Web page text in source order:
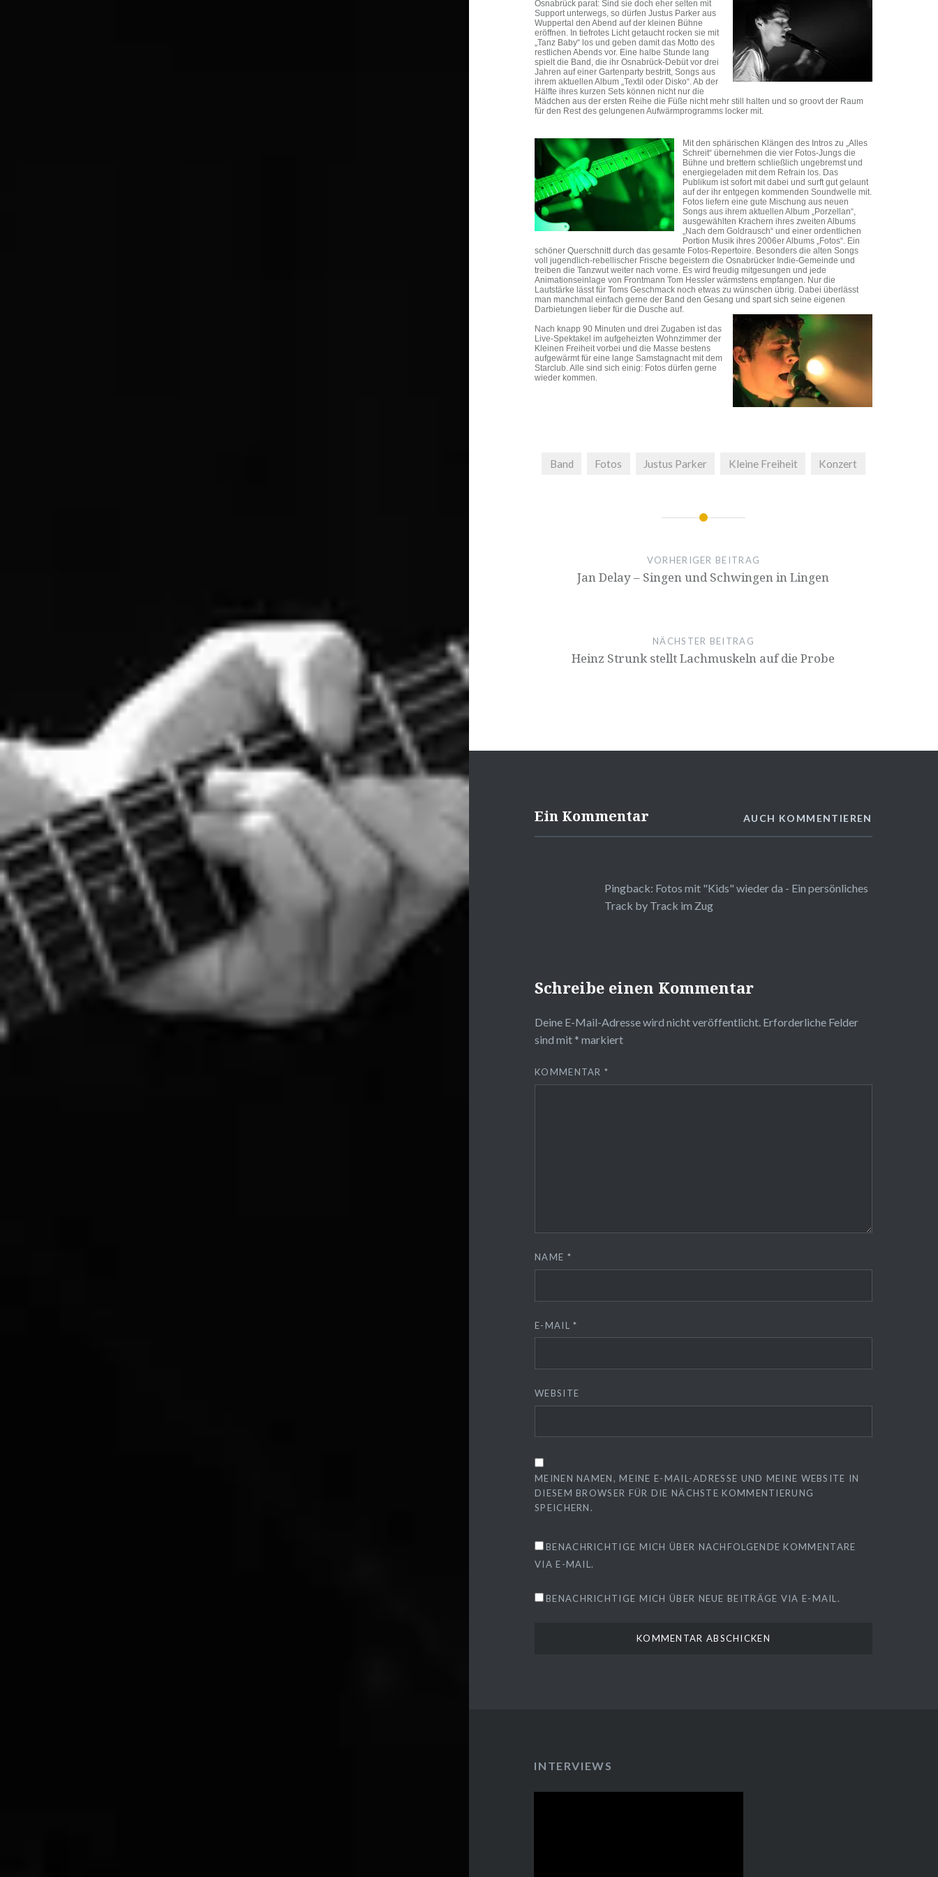
Osnabrück parat: Sind sie doch eher selten mit
Support unterwegs, so dürfen Justus Parker aus
Wuppertal den Abend auf der kleinen Bühne
eröffnen. In tiefrotes Licht getaucht rocken sie mit
„Tanz Baby“ los und geben damit das Motto des
restlichen Abends vor. Eine halbe Stunde lang
spielt die Band, die ihr Osnabrück-Debüt vor drei
Jahren auf einer Gartenparty bestritt, Songs aus
ihrem aktuellen Album „Textil oder Disko“. Ab der
Hälfte ihres kurzen Sets können nicht nur die
Mädchen aus der ersten Reihe die Füße nicht mehr still halten und so groovt der Raum
für den Rest des gelungenen Aufwärmprogramms locker mit.
Mit den sphärischen Klängen des Intros zu „Alles
Schreit“ übernehmen die vier Fotos-Jungs die
Bühne und brettern schließlich ungebremst und
energiegeladen mit dem Refrain los. Das
Publikum ist sofort mit dabei und surft gut gelaunt
auf der ihr entgegen kommenden Soundwelle mit.
Fotos liefern eine gute Mischung aus neuen
Songs aus ihrem aktuellen Album „Porzellan“,
ausgewählten Krachern ihres zweiten Albums
„Nach dem Goldrausch“ und einer ordentlichen
Portion Musik ihres 2006er Albums „Fotos“. Ein
schöner Querschnitt durch das gesamte Fotos-Repertoire. Besonders die alten Songs
voll jugendlich-rebellischer Frische begeistern die Osnabrücker Indie-Gemeinde und
treiben die Tanzwut weiter nach vorne. Es wird freudig mitgesungen und jede
Animationseinlage von Frontmann Tom Hessler wärmstens empfangen. Nur die
Lautstärke lässt für Toms Geschmack noch etwas zu wünschen übrig. Dabei überlässt
man manchmal einfach gerne der Band den Gesang und spart sich seine eigenen
Darbietungen lieber für die Dusche auf.
Nach knapp 90 Minuten und drei Zugaben ist das
Live-Spektakel im aufgeheizten Wohnzimmer der
Kleinen Freiheit vorbei und die Masse bestens
aufgewärmt für eine lange Samstagnacht mit dem
Starclub. Alle sind sich einig: Fotos dürfen gerne
wieder kommen.
Band Fotos Justus Parker Kleine Freiheit Konzert
VORHERIGER BEITRAG
Jan Delay – Singen und Schwingen in Lingen
NÄCHSTER BEITRAG
Heinz Strunk stellt Lachmuskeln auf die Probe
Ein Kommentar AUCH KOMMENTIEREN
Pingback: Fotos mit "Kids" wieder da - Ein persönliches
Track by Track im Zug
Schreibe einen Kommentar
Deine E-Mail-Adresse wird nicht veröffentlicht. Erforderliche Felder
sind mit * markiert
KOMMENTAR*
NAME *
E-MAIL*
WEBSITE
MEINEN NAMEN, MEINE E-MAIL-ADRESSE UND MEINE WEBSITE IN
DIESEM BROWSER FÜR DIE NÄCHSTE KOMMENTIERUNG
SPEICHERN.
BENACHRICHTIGE MICH ÜBER NACHFOLGENDE KOMMENTARE
VIA E-MAIL.
BENACHRICHTIGE MICH ÜBER NEUE BEITRÄGE VIA E-MAIL.
INTERVIEWS